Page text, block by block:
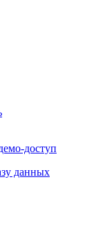
данных
данных